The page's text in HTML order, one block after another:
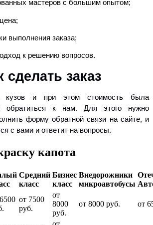
мастеров с большим опытом;
выполнения заказа;
к решению вопросов.
сделать заказ
кузов и при этом стоимость была
обратиться к нам. Для этого нужно
форму обратной связи на сайте, и
с вами и ответит на вопросы.
капота
Средний
класс
Бизнес
класс
Внедорожники
микроавтобусы
от 7500
руб.
от
8000
руб.
от 8000 руб. от